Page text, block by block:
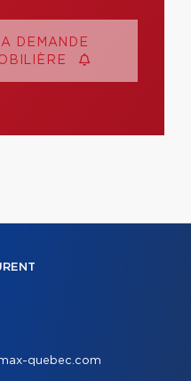
DEMANDE
quebec.com